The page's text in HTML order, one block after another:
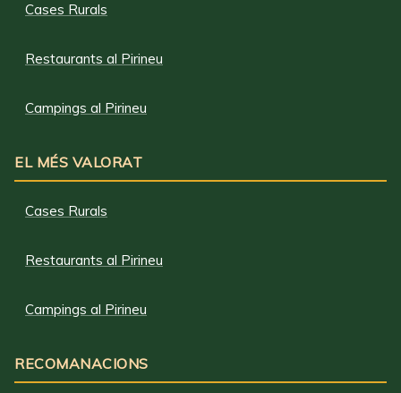
Cases Rurals
Restaurants al Pirineu
Campings al Pirineu
EL MÉS VALORAT
Cases Rurals
Restaurants al Pirineu
Campings al Pirineu
RECOMANACIONS